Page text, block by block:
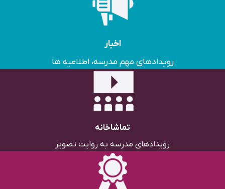
اخبار
رویدادهای مهم مدرسه، اطلاعیه ها
تماشاخانه
رویدادهای مدرسه به روایت تصویر